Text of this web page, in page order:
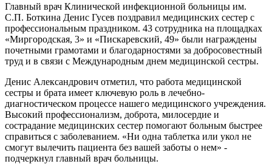
Главный врач Клинической инфекционной больницы им.
С.П. Боткина Денис Гусев поздравил медицинских сестер с
профессиональным праздником. 43 сотрудника на площадках
«Миргородская, 3» и «Пискаревский, 49» были награждены
почетными грамотами и благодарностями за добросовестный
труд и в связи с Международным днем медицинской сестры.
Денис Александрович отметил, что работа медицинской
сестры и брата имеет ключевую роль в лечебно-
диагностическом процессе нашего медицинского учреждения.
Высокий профессионализм, доброта, милосердие и
сострадание медицинских сестер помогают больным быстрее
справиться с заболеванием. «Ни одна таблетка или укол не
смогут вылечить пациента без вашей заботы о нем» -
подчеркнул главный врач больницы.